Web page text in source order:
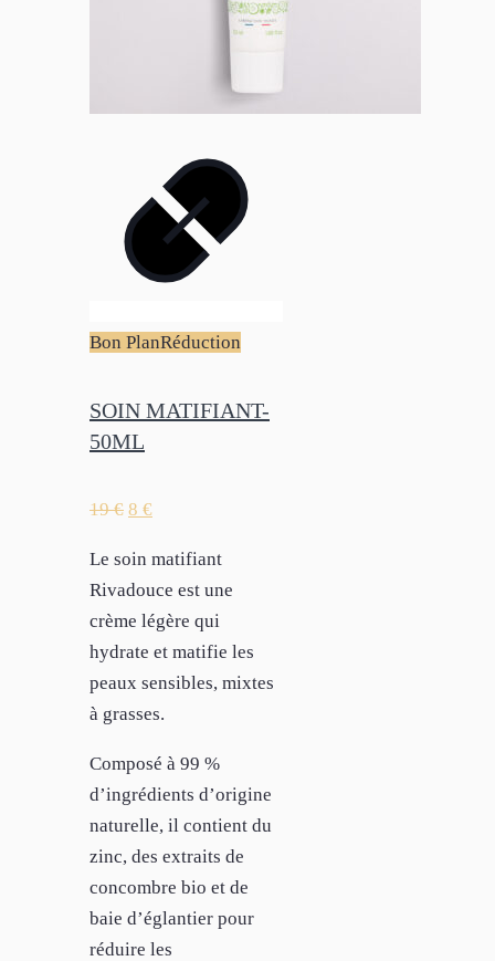
Bon PlanRéduction
SOIN MATIFIANT-
50ML
19€ 8 €
Le soin matifiant
Rivadouce est une
crème légère qui
hydrate et matifie les
peaux sensibles, mixtes
à grasses.
Composé à 99 %
d’ingrédients d’origine
naturelle, il contient du
zinc, des extraits de
concombre bio et de
baie d’églantier pour
réduire les